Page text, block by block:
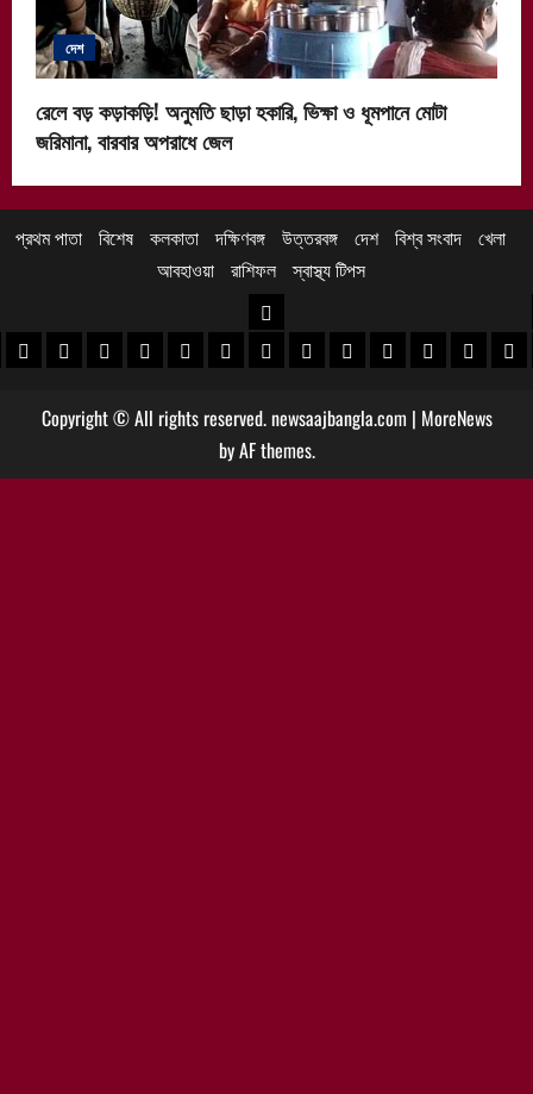
দেশ
রেলে বড় কড়াকড়ি! অনুমতি ছাড়া হকারি, ভিক্ষা ও ধূমপানে মোটা
জরিমানা, বারবার অপরাধে জেল
প্রথম পাতা বিশেষ কলকাতা দক্ষিণবঙ্গ উত্তরবঙ্গ দেশ বিশ্ব সংবাদ খেলা
আবহাওয়া
রাশিফল স্বাস্থ্য টিপস
খবর
খবর
পুরুলিয়া খবর
বাঁকুড়া খবরপশ্চিম বর্ধমান খবর
পূর্ব বর্ধমান খবর
বীরভূম খবরমুর্শিদাবাদ খবর
উত্তরবঙ্গ
কোচবিহার নিউজ
আলিপুরদুয়ার খবর
জলপাইগুড়ি খবর
শিলিগুড়ি খবর
উত্তরদক্ষিণ
Copyright © All rights reserved. newsaajbangla.com | MoreNews
by AF themes.